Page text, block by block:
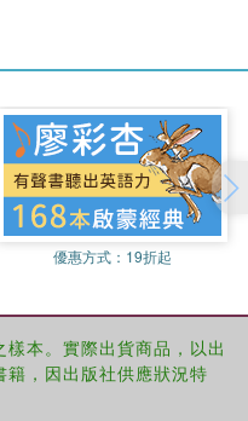
優惠方式： 19折起
本。實際出貨商品，以出
，因出版社供應狀況特